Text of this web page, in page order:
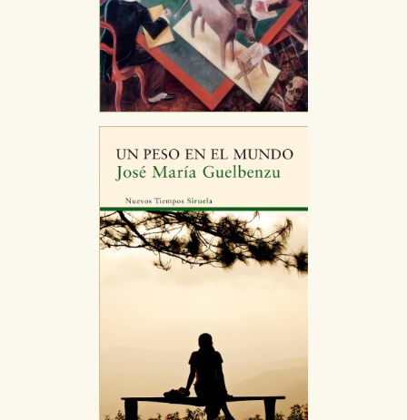
CONFIGURACIÓN DE COOKIES
Estas cookies son necesarias para que nuestro sitio
web funcione y no es posible deshabilitarlas desde